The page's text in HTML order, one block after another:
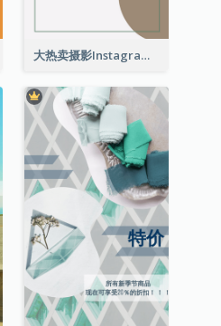
大热卖摄影Instagram限时动态